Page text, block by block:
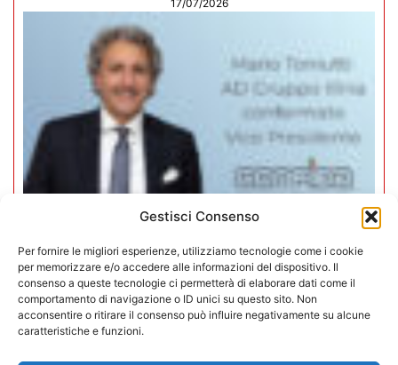
Gestisci Consenso
Per fornire le migliori esperienze, utilizziamo tecnologie come i cookie
per memorizzare e/o accedere alle informazioni del dispositivo. Il
consenso a queste tecnologie ci permetterà di elaborare dati come il
comportamento di navigazione o ID unici su questo sito. Non
acconsentire o ritirare il consenso può influire negativamente su alcune
caratteristiche e funzioni.
17/07/2026
Mario Toniutti confermato Vice
Presidente di CONFIDA per il